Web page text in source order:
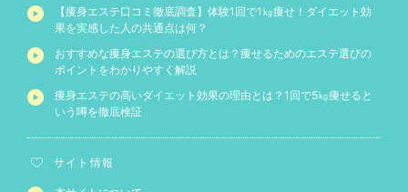
【痩身エステ口コミ徹底調査】体験1回で1㎏痩せ！ダイエット効
果を実感した人の共通点は何？
おすすめな痩身エステの選び方とは？痩せるためのエステ選びの
ポイントをわかりやすく解説
痩身エステの高いダイエット効果の理由とは？1回で5㎏痩せると
いう噂を徹底検証
サイト情報